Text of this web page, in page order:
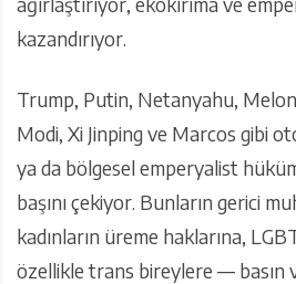
kazandırıyor.
Trump, Putin, Netanyahu,
Modi, Xi Jinping ve Marcos gibi
ya da bölgesel emperyalist
başını çekiyor. Bunların gerici
kadınların üreme haklarına,
özellikle trans bireylere — basın